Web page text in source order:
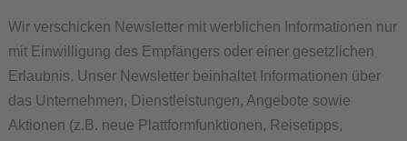
Wir verschicken Newsletter mit werblichen Informationen nur
mit Einwilligung des Empfängers oder einer gesetzlichen
Erlaubnis. Unser Newsletter beinhaltet Informationen über
das Unternehmen, Dienstleistungen, Angebote sowie
Aktionen (z.B. neue Plattformfunktionen, Reisetipps,